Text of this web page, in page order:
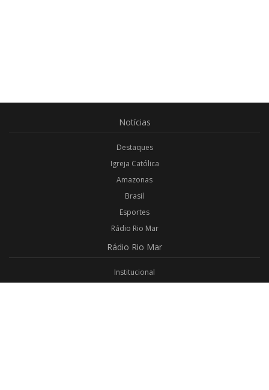
Notícias
Destaques
Igreja Católica
Amazonas
Brasil
Esportes
Rádio Rio Mar
Rádio Rio Mar
Institucional